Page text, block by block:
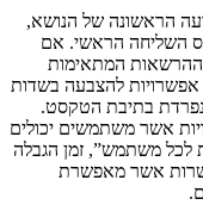
הראשונה של הנושא,
השליחה הראשי. אם
ההרשאות המתאימות
אפשרויות להצבעה בשדות
בתיבת הטקסט.
אשר משתמשים יכולים
לכל משתמש”, זמן הגבלה
האפשרות אשר מאפשרת